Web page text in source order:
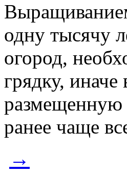
одну тысячу
огород,
грядку,
размещенную
ранее чаще
→